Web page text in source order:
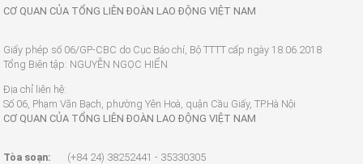
CƠ QUAN CỦA TỔNG LIÊN ĐOÀN LAO ĐỘNG VIỆT NAM
Giấy phép số 06/GP-CBC do Cục Báo chí, Bộ TTTT cấp ngày 18.06.2018
Tổng Biên tập: NGUYỄN NGỌC HIỂN
Địa chỉ liên hệ:
Số 06, Phạm Văn Bạch, phường Yên Hoà, quận Cầu Giấy, TP.Hà Nội
CƠ QUAN CỦA TỔNG LIÊN ĐOÀN LAO ĐỘNG VIỆT NAM
Tòa soạn: (+84 24) 38252441 - 35330305